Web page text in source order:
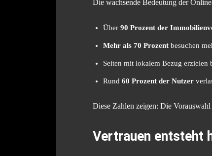
Die wachsende Bedeutung der
Über 90 Prozent der
Mehr als 70 Prozent besuchen
Seiten mit lokalem Bezug erzielen
Rund 60 Prozent der Nutzer
Diese Zahlen zeigen: Die
Vertrauen entsteht